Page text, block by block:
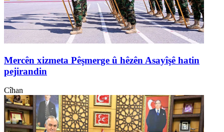
Mercên xizmeta Pêşmerge û hêzên Asayîşê hatin
pejirandin
Cîhan